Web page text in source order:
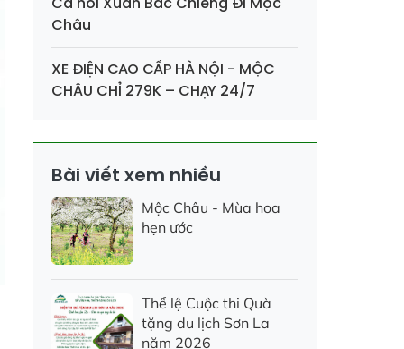
Châu
XE ĐIỆN CAO CẤP HÀ NỘI - MỘC
CHÂU CHỈ 279K – CHẠY 24/7
Bài viết xem nhiều
Mộc Châu - Mùa hoa
hẹn ước
Thể lệ Cuộc thi Quà
tặng du lịch Sơn La
năm 2026